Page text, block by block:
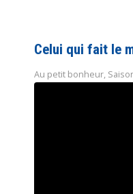
Celui qui fait le
Au petit bonheur,